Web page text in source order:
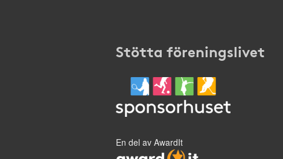
Stötta föreningslivet
En del av AwardIt